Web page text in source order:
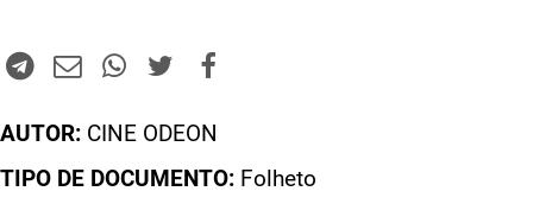
AUTOR: CINE ODEON
TIPO DE DOCUMENTO: Folheto